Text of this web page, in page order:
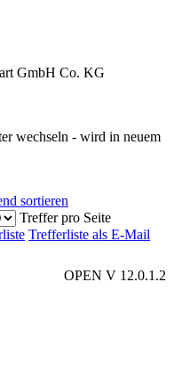
GmbH Co. KG
wechseln - wird in neuem
sortieren
Treffer pro Seite
Trefferliste als E-Mail
OPEN V 12.0.1.2